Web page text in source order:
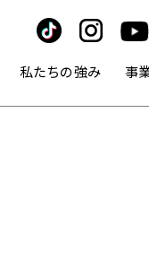
私たちの強み 事